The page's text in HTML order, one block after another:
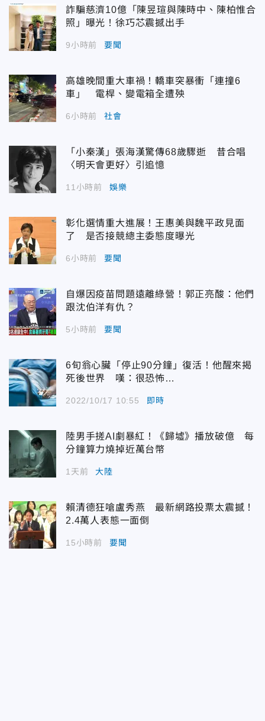
詐騙慈濟10億「陳昱瑄與陳時中、陳柏惟合
照」曝光！徐巧芯震撼出手
9小時前 要聞
高雄晚間重大車禍！轎車突暴衝「連撞6
車」 電桿、變電箱全遭殃
6小時前 社會
「小秦漢」張海漢驚傳68歲驟逝 昔合唱
〈明天會更好〉引追憶
11小時前 娛樂
彰化選情重大進展！王惠美與魏平政見面
了 是否接競總主委態度曝光
6小時前 要聞
自爆因疫苗問題遠離綠營！郭正亮酸：他們
跟沈伯洋有仇？
5小時前 要聞
6旬翁心臟「停止90分鐘」復活！他醒來揭
死後世界 嘆：很恐怖…
2022/10/17 10:55 即時
陸男手搓AI劇暴紅！《歸墟》播放破億 每
分鐘算力燒掉近萬台幣
1天前 大陸
賴清德狂嗆盧秀燕 最新網路投票太震撼！
2.4萬人表態一面倒
15小時前 要聞